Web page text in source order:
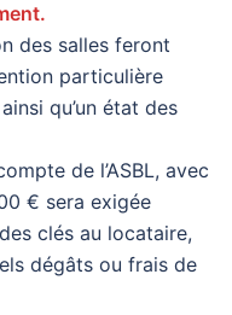
des salles feront
particulière
qu’un état des
de l’ASBL, avec
€ sera exigée
clés au locataire,
dégâts ou frais de